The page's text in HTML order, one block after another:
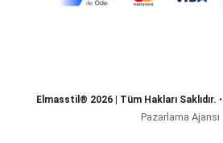
Elmasstil® 2026 | Tüm Hakları Saklıdır. •
Pazarlama Ajansı